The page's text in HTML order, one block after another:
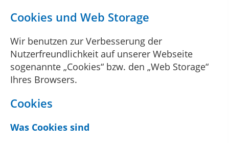
Cookies und Web Storage
Wir benutzen zur Verbesserung der
Nutzerfreundlichkeit auf unserer Webseite
sogenannte „Cookies“ bzw. den „Web Storage“
Ihres Browsers.
Cookies
Was Cookies sind